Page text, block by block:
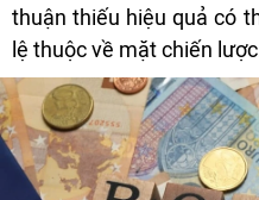
thuận thiếu hiệu quả có
lệ thuộc về mặt chiến